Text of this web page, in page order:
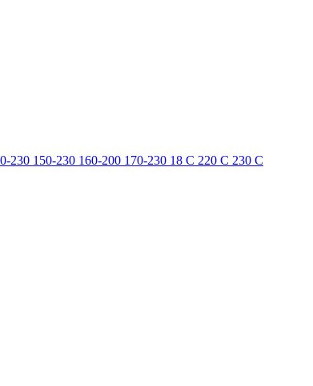
230 150-230 160-200 170-230 18 ​C 220 С 230 С